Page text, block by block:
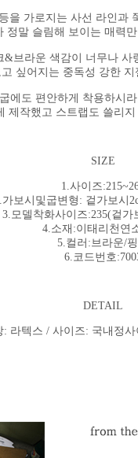
을 가로지는 사선 라인과
정말 슬림해 보이는 매력
&브라운 색감이 너무나 사
싶어지는 중독성 강한
에도 편안하게 착용하시
제작했고 스트랩도 쓸리
SIZE
1.사이즈
가보시및굽변형: 겉가보시
3.모델착화사이즈:235(겉가
4.소재:이태리천연
5.컬러:브라운/
6.코드번호
DETAIL
: 라텍스 / 사이즈: 국내정